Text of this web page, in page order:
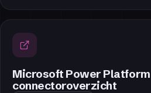
Microsoft Power Platform
connectoroverzicht